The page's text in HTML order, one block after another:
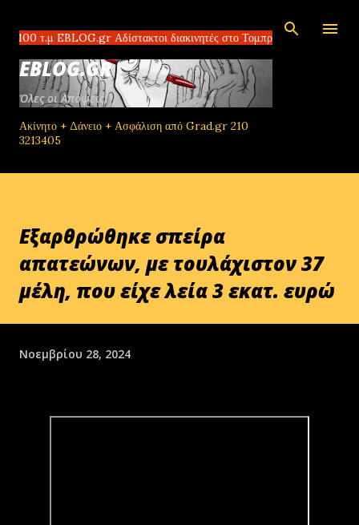
Αδίστακτοι διακινητές στο Τομπρούκ της Λιβύης
EBLOG.GR
Όλες οι Απόψεις!
Ακίνητο + Δάνειο + Ασφάλιση από Grad.gr 210
3213405
Εξαρθρώθηκε σπείρα
απατεώνων, με τουλάχιστον 37
μέλη, που είχε λεία 3 εκατ. ευρώ
Νοεμβρίου 28, 2024